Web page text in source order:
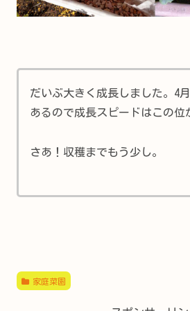
だいぶ大きく成長しました。4
あるので成長スピードはこの位
さあ！収穫までもう少し。
家庭菜園